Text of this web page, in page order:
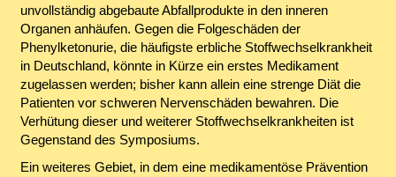
unvollständig abgebaute Abfallprodukte in den inneren
Organen anhäufen. Gegen die Folgeschäden der
Phenylketonurie, die häufigste erbliche Stoffwechselkrankheit
in Deutschland, könnte in Kürze ein erstes Medikament
zugelassen werden; bisher kann allein eine strenge Diät die
Patienten vor schweren Nervenschäden bewahren. Die
Verhütung dieser und weiterer Stoffwechselkrankheiten ist
Gegenstand des Symposiums.
Ein weiteres Gebiet, in dem eine medikamentöse Prävention